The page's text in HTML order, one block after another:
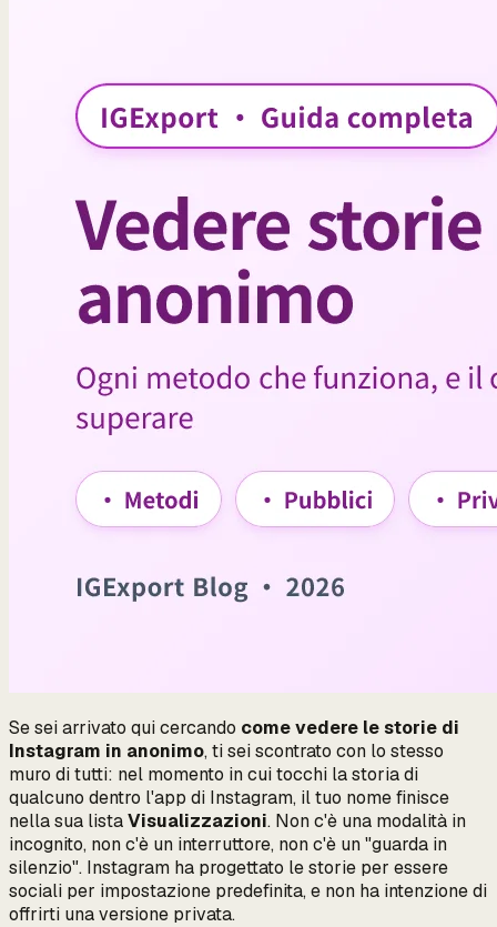
Se sei arrivato qui cercando come vedere le storie di
Instagram in anonimo, ti sei scontrato con lo stesso
muro di tutti: nel momento in cui tocchi la storia di
qualcuno dentro l'app di Instagram, il tuo nome finisce
nella sua listaVisualizzazioni. Non c'è una modalità in
incognito, non c'è un interruttore, non c'è un "guarda in
silenzio". Instagram ha progettato le storie per essere
sociali per impostazione predefinita, e non ha intenzione di
offrirti una versione privata.